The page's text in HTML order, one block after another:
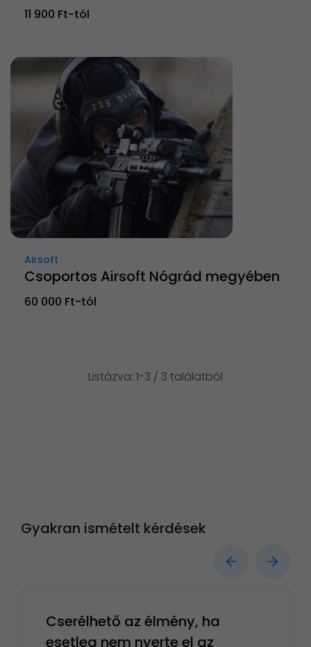
11 900 Ft-tól
Airsoft
Csoportos Airsoft Nógrád megyében
60 000 Ft-tól
Listázva: 1-3 / 3 találatból
Gyakran ismételt kérdések
Cserélhető az élmény, ha
esetleg nem nyerte el az